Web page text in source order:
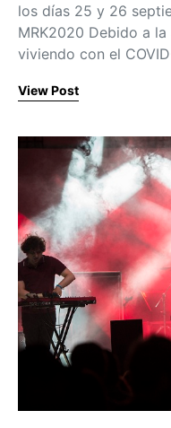
los días 25 y 26
MRK2020 Debido a
viviendo con el
View Post